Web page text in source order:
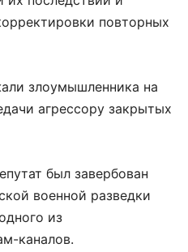
повторных
злоумышленника на
агрессору закрытых
был завербован
военной разведки
из
каналов.